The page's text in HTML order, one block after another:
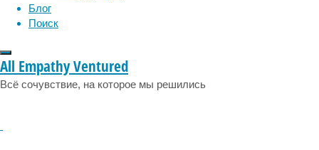
Блог
Поиск
All Empathy Ventured
Всё сочувствие, на которое мы решились
—
возрастным